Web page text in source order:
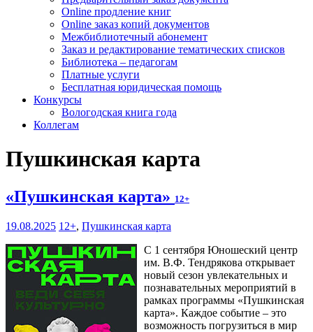
Online продление книг
Online заказ копий документов
Межбиблиотечный абонемент
Заказ и редактирование тематических списков
Библиотека – педагогам
Платные услуги
Бесплатная юридическая помощь
Конкурсы
Вологодская книга года
Коллегам
Пушкинская карта
«Пушкинская карта» 12+
19.08.2025 12+, Пушкинская карта
С 1 сентября Юношеский центр
им. В.Ф. Тендрякова открывает
новый сезон увлекательных и
познавательных мероприятий в
рамках программы «Пушкинская
карта». Каждое событие – это
возможность погрузиться в мир